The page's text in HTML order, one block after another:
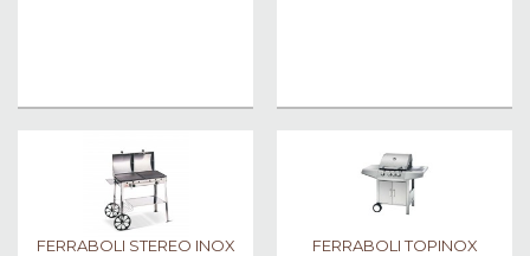
FERRABOLI STEREO INOX FERRABOLI TOPINOX